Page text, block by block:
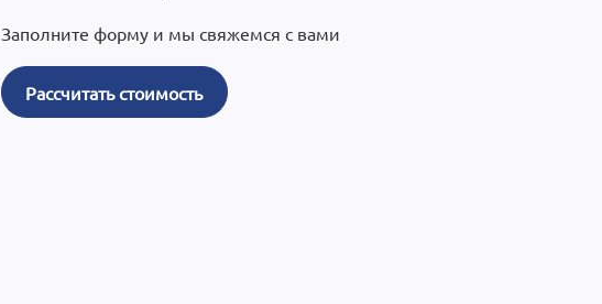
Заполните форму и мы свяжемся с вами
Рассчитать стоимость